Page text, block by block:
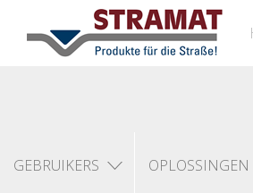
GEBRUIKERS OPLOSSINGEN